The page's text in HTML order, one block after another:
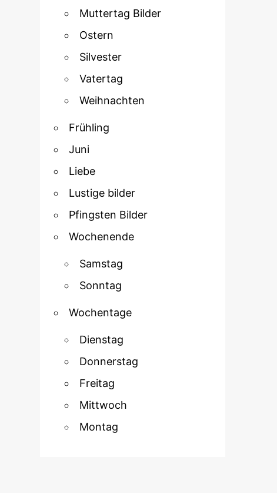
Muttertag Bilder
Ostern
Silvester
Vatertag
Weihnachten
Frühling
Juni
Liebe
Lustige bilder
Pfingsten Bilder
Wochenende
Samstag
Sonntag
Wochentage
Dienstag
Donnerstag
Freitag
Mittwoch
Montag